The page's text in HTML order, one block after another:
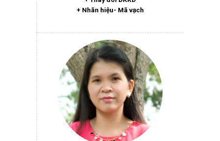
+ Nhãn hiệu- Mã vạch